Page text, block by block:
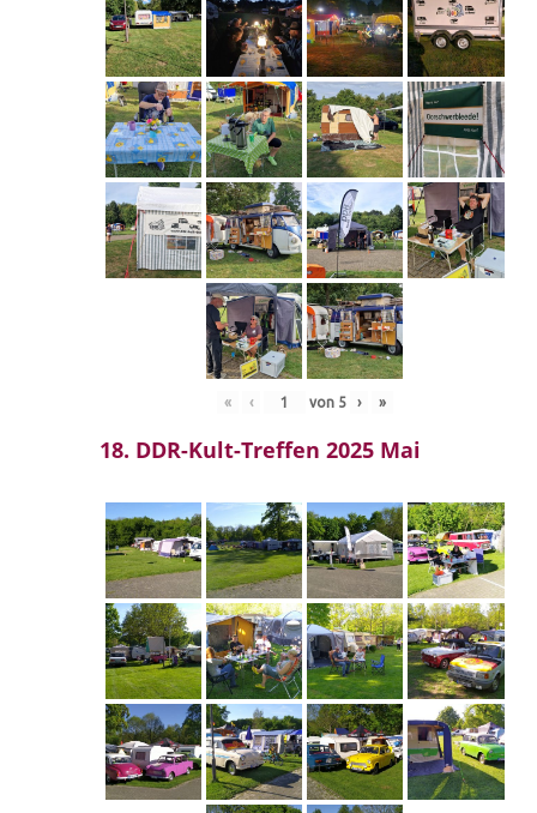
« ‹ von 5 › »
18. DDR-Kult-Treffen 2025 Mai